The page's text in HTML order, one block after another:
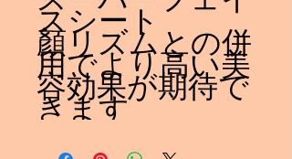
スシート
顏リズムとの併
用でより高い美
容効果が期待で
きます